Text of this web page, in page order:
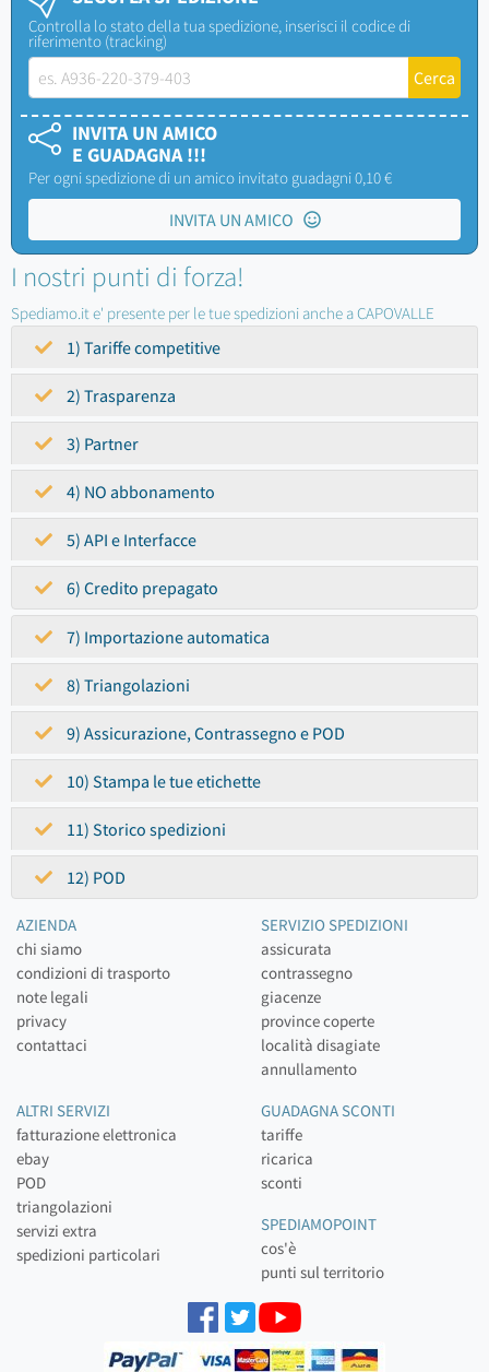
Controlla lo stato della tua spedizione, inserisci il codice di
riferimento (tracking)
INVITA UN AMICO
E GUADAGNA !!!
Per ogni spedizione di un amico invitato guadagni 0,10 €
INVITA UN AMICO
I nostri punti di forza!
Spediamo.it e' presente per le tue spedizioni anche a CAPOVALLE
1) Tariffe competitive
2) Trasparenza
3) Partner
4) NO abbonamento
5) API e Interfacce
6) Credito prepagato
7) Importazione automatica
8) Triangolazioni
9) Assicurazione, Contrassegno e POD
10) Stampa le tue etichette
11) Storico spedizioni
12) POD
AZIENDA
chi siamo
condizioni di trasporto
note legali
privacy
contattaci
SERVIZIO SPEDIZIONI
assicurata
contrassegno
giacenze
province coperte
località disagiate
annullamento
ALTRI SERVIZI
fatturazione elettronica
ebay
POD
triangolazioni
servizi extra
spedizioni particolari
GUADAGNA SCONTI
tariffe
ricarica
sconti
SPEDIAMOPOINT
cos'è
punti sul territorio